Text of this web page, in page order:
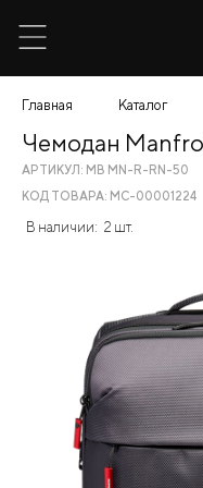
Главная Каталог
Чемодан
АРТИКУЛ: MB MN-R-RN-50
КОД ТОВАРА: МС-00001224
В наличии: 2 шт.